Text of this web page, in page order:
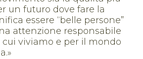
un futuro dove fare la
essere “belle persone”
attenzione responsabile
viviamo e per il mondo